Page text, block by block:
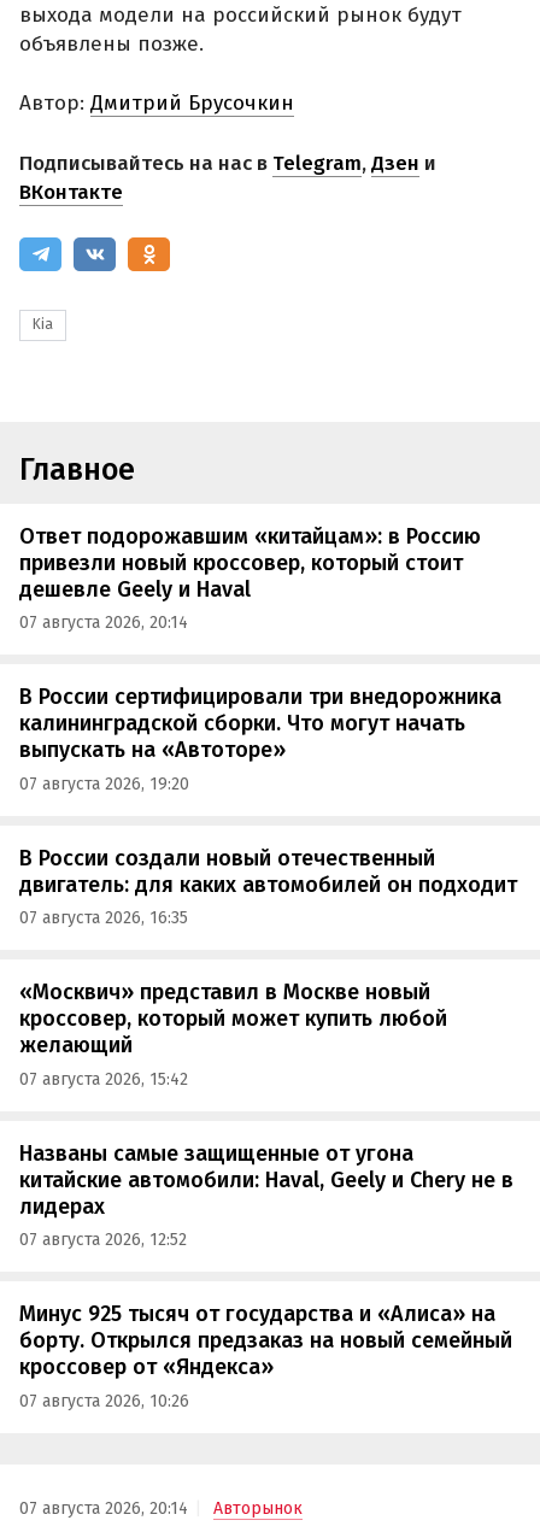
выхода модели на российский рынок будут
объявлены позже.
Автор: Дмитрий Брусочкин
Подписывайтесь на нас в Telegram,Дзен и
ВКонтакте
Kia
Главное
Ответ подорожавшим «китайцам»: в Россию
привезли новый кроссовер, который стоит
дешевле Geely и Haval
07 августа 2026, 20:14
В России сертифицировали три внедорожника
калининградской сборки. Что могут начать
выпускать на «Автоторе»
07 августа 2026, 19:20
В России создали новый отечественный
двигатель: для каких автомобилей он подходит
07 августа 2026, 16:35
«Москвич» представил в Москве новый
кроссовер, который может купить любой
желающий
07 августа 2026, 15:42
Названы самые защищенные от угона
китайские автомобили: Haval, Geely и Chery не в
лидерах
07 августа 2026, 12:52
Минус 925 тысяч от государства и «Алиса» на
борту. Открылся предзаказ на новый семейный
кроссовер от «Яндекса»
07 августа 2026, 10:26
07 августа 2026, 20:14 Авторынок